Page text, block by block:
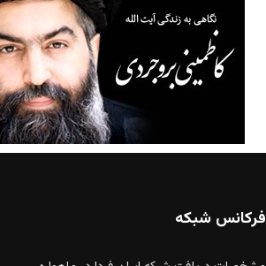
فرکانس شبکه